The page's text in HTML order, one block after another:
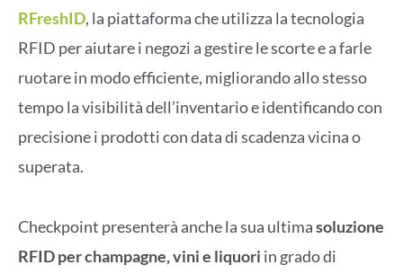
RFreshID, la piattaforma che utilizza la tecnologia
RFID per aiutare i negozi a gestire le scorte e a farle
ruotare in modo efficiente, migliorando allo stesso
tempo la visibilità dell’inventario e identificando con
precisione i prodotti con data di scadenza vicina o
superata.
Checkpoint presenterà anche la sua ultimasoluzione
RFID per champagne, vini e liquori in grado di